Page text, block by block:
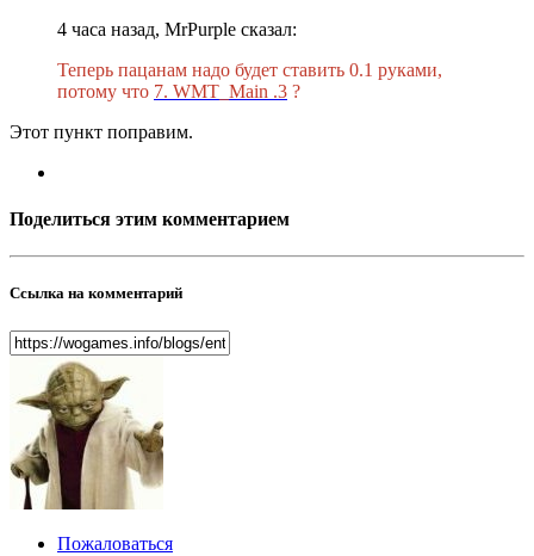
4 часа назад, MrPurple сказал:
Теперь пацанам надо будет ставить 0.1 руками,
потому что 7. WMT_Main .3 ?
Этот пункт поправим.
Поделиться этим комментарием
Ссылка на комментарий
Пожаловаться